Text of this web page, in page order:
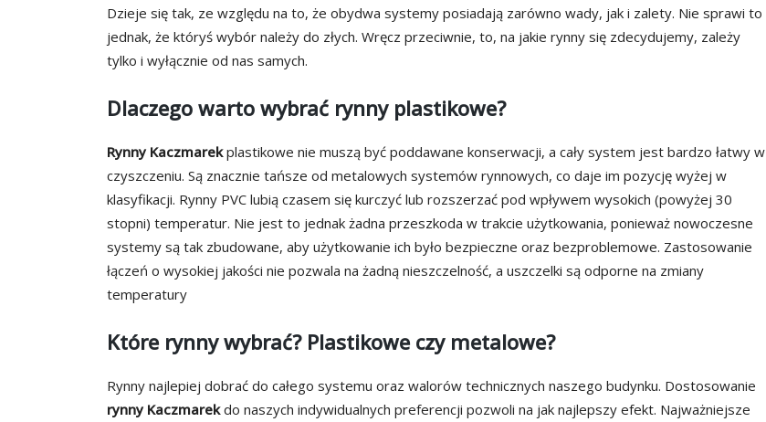
Dzieje się tak, ze względu na to, że obydwa systemy posiadają zarówno wady, jak i zalety. Nie sprawi to
jednak, że któryś wybór należy do złych. Wręcz przeciwnie, to, na jakie rynny się zdecydujemy, zależy
tylko i wyłącznie od nas samych.
Dlaczego warto wybrać rynny plastikowe?
Rynny Kaczmarekplastikowe nie muszą być poddawane konserwacji, a cały system jest bardzo łatwy w
czyszczeniu. Są znacznie tańsze od metalowych systemów rynnowych, co daje im pozycję wyżej w
klasyfikacji. Rynny PVC lubią czasem się kurczyć lub rozszerzać pod wpływem wysokich (powyżej 30
stopni) temperatur. Nie jest to jednak żadna przeszkoda w trakcie użytkowania, ponieważ nowoczesne
systemy są tak zbudowane, aby użytkowanie ich było bezpieczne oraz bezproblemowe. Zastosowanie
łączeń o wysokiej jakości nie pozwala na żadną nieszczelność, a uszczelki są odporne na zmiany
temperatury
Które rynny wybrać? Plastikowe czy metalowe?
Rynny najlepiej dobrać do całego systemu oraz walorów technicznych naszego budynku. Dostosowanie
rynny Kaczmarekdo naszych indywidualnych preferencji pozwoli na jak najlepszy efekt. Najważniejsze